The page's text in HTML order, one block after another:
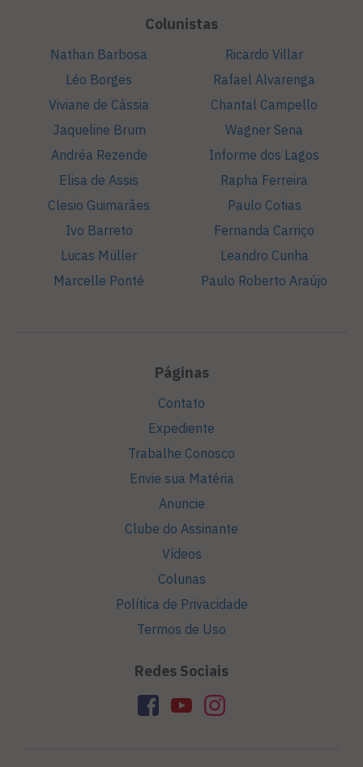
Colunistas
Nathan Barbosa
Léo Borges
Viviane de Cássia
Jaqueline Brum
Andréa Rezende
Elisa de Assis
Clesio Guimarães
Ivo Barreto
Lucas Müller
Marcelle Ponté
Ricardo Villar
Rafael Alvarenga
Chantal Campello
Wagner Sena
Informe dos Lagos
Rapha Ferreira
Paulo Cotias
Fernanda Carriço
Leandro Cunha
Paulo Roberto Araújo
Páginas
Contato
Expediente
Trabalhe Conosco
Envie sua Matéria
Anuncie
Clube do Assinante
Vídeos
Colunas
Política de Privacidade
Termos de Uso
Redes Sociais